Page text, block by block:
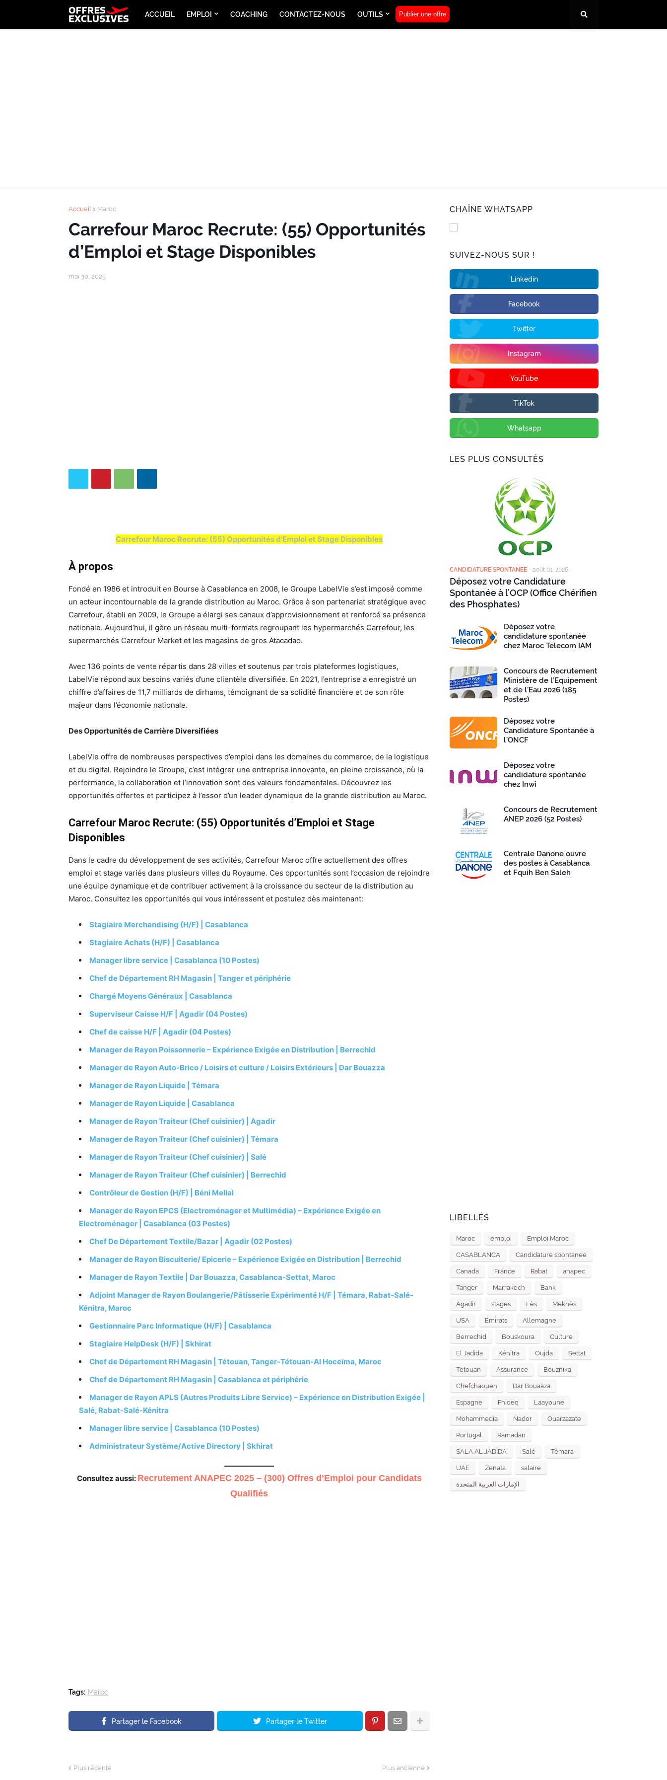
ACCUEIL EMPLOI COACHING CONTACTEZ-NOUS OUTILS Publier une offre
Accueil Maroc
Carrefour Maroc Recrute: (55) Opportunités
d’Emploi et Stage Disponibles
mai 30, 2025
Carrefour Maroc Recrute: (55) Opportunités d’Emploi et Stage Disponibles
À propos
Fondé en 1986 et introduit en Bourse à Casablanca en 2008, le Groupe LabelVie s’est imposé comme
un acteur incontournable de la grande distribution au Maroc. Grâce à son partenariat stratégique avec
Carrefour, établi en 2009, le Groupe a élargi ses canaux d’approvisionnement et renforcé sa présence
nationale. Aujourd’hui, il gère un réseau multi-formats regroupant les hypermarchés Carrefour, les
supermarchés Carrefour Market et les magasins de gros Atacadao.
Avec 136 points de vente répartis dans 28 villes et soutenus par trois plateformes logistiques,
LabelVie répond aux besoins variés d’une clientèle diversifiée. En 2021, l’entreprise a enregistré un
chiffre d’affaires de 11,7 milliards de dirhams, témoignant de sa solidité financière et de son rôle
majeur dans l’économie nationale.
Des Opportunités de Carrière Diversifiées
LabelVie offre de nombreuses perspectives d’emploi dans les domaines du commerce, de la logistique
et du digital. Rejoindre le Groupe, c’est intégrer une entreprise innovante, en pleine croissance, où la
performance, la collaboration et l’innovation sont des valeurs fondamentales. Découvrez les
opportunités offertes et participez à l’essor d’un leader dynamique de la grande distribution au Maroc.
Carrefour Maroc Recrute: (55) Opportunités d’Emploi et Stage
Disponibles
Dans le cadre du développement de ses activités, Carrefour Maroc offre actuellement des offres
emploi et stage variés dans plusieurs villes du Royaume. Ces opportunités sont l’occasion de rejoindre
une équipe dynamique et de contribuer activement à la croissance du secteur de la distribution au
Maroc. Consultez les opportunités qui vous intéressent et postulez dès maintenant:
Stagiaire Merchandising (H/F) | Casablanca
Stagiaire Achats (H/F) | Casablanca
Manager libre service | Casablanca (10 Postes)
Chef de Département RH Magasin | Tanger et périphérie
Chargé Moyens Généraux | Casablanca
Superviseur Caisse H/F | Agadir (04 Postes)
Chef de caisse H/F | Agadir (04 Postes)
Manager de Rayon Poissonnerie – Expérience Exigée en Distribution | Berrechid
Manager de Rayon Auto-Brico / Loisirs et culture / Loisirs Extérieurs | Dar Bouazza
Manager de Rayon Liquide | Témara
Manager de Rayon Liquide | Casablanca
Manager de Rayon Traiteur (Chef cuisinier) | Agadir
Manager de Rayon Traiteur (Chef cuisinier) | Témara
Manager de Rayon Traiteur (Chef cuisinier) | Salé
Manager de Rayon Traiteur (Chef cuisinier) | Berrechid
Contrôleur de Gestion (H/F) | Béni Mellal
Manager de Rayon EPCS (Electroménager et Multimédia) – Expérience Exigée en
Electroménager | Casablanca (03 Postes)
Chef De Département Textile/Bazar | Agadir (02 Postes)
Manager de Rayon Biscuiterie/ Epicerie – Expérience Exigée en Distribution | Berrechid
Manager de Rayon Textile | Dar Bouazza, Casablanca-Settat, Maroc
Adjoint Manager de Rayon Boulangerie/Pâtisserie Expérimenté H/F | Témara, Rabat-Salé-
Kénitra, Maroc
Gestionnaire Parc Informatique (H/F) | Casablanca
Stagiaire HelpDesk (H/F) | Skhirat
Chef de Département RH Magasin | Tétouan, Tanger-Tétouan-Al Hoceïma, Maroc
Chef de Département RH Magasin | Casablanca et périphérie
Manager de Rayon APLS (Autres Produits Libre Service) – Expérience en Distribution Exigée |
Salé, Rabat-Salé-Kénitra
Manager libre service | Casablanca (10 Postes)
Administrateur Système/Active Directory | Skhirat
Consultez aussi: Recrutement ANAPEC 2025 – (300) Offres d’Emploi pour Candidats
Qualifiés
Tags: Maroc
Partager le Facebook Partager le Twitter
Plus récente Plus ancienne
CHAÎNE WHATSAPP
SUIVEZ-NOUS SUR !
Linkedin
Facebook
Twitter
Instagram
YouTube
TikTok
Whatsapp
LES PLUS CONSULTÉS
CANDIDATURE SPONTANEE - août 01, 2026
Déposez votre Candidature
Spontanée à l’OCP (Office Chérifien
des Phosphates)
Déposez votre
candidature spontanée
chez Maroc Telecom IAM
Concours de Recrutement
Ministère de l’Equipement
et de l’Eau 2026 (185
Postes)
Déposez votre
Candidature Spontanée à
l’ONCF
Déposez votre
candidature spontanée
chez Inwi
Concours de Recrutement
ANEP 2026 (52 Postes)
Centrale Danone ouvre
des postes à Casablanca
et Fquih Ben Saleh
LIBELLÉS
Maroc emploi Emploi Maroc
CASABLANCA Candidature spontanee
Canada France Rabat anapec
Tanger Marrakech Bank
Agadir stages Fès Meknès
USA Émirats Allemagne
Berrechid Bouskoura Culture
El Jadida Kénitra Oujda Settat
Tétouan Assurance Bouznika
Chefchaouen Dar Bouaaza
Espagne Fnideq Laayoune
Mohammedia Nador Ouarzazate
Portugal Ramadan
SALA AL JADIDA Salé Témara
UAE Zenata salaire
الإمارات العربية المتحدة